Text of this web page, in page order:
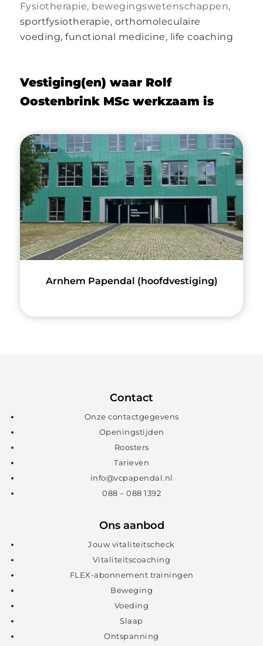
Fysiotherapie, bewegingswetenschappen,
sportfysiotherapie, orthomoleculaire
voeding, functional medicine, life coaching
Vestiging(en) waar Rolf
Oostenbrink MSc werkzaam is
Arnhem Papendal (hoofdvestiging)
Contact
Onze contactgegevens
Openingstijden
Roosters
Tarieven
info@vcpapendal.nl
088 – 088 1392
Ons aanbod
Jouw vitaliteitscheck
Vitaliteitscoaching
FLEX-abonnement trainingen
Beweging
Voeding
Slaap
Ontspanning